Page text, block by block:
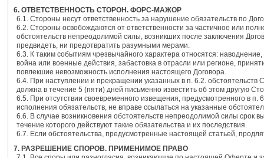
6. ОТВЕТСТВЕННОСТЬ СТОРОН. ФОРС-МАЖОР
6.1. Стороны несут ответственность за нарушение обязательств по
6.2. Стороны освобождаются от ответственности за частичное или
обстоятельств непреодолимой силы, возникших после заключения
предвидеть, ни предотвратить разумными мерами.
6.3. К таким событиям чрезвычайного характера относятся:
война или военные действия, забастовка в отрасли или регионе,
повлекшие невозможность исполнения настоящего Договора.
6.4. При наступлении и прекращении указанных в п. 6.2. обстоятельств
должна в течение 5 (пяти) дней письменно известить об этом другую
6.5. При отсутствии своевременного извещения, предусмотренного в
исполнения обязательств, не вправе ссылаться на указанные
6.6. В случае возникновения обстоятельств непреодолимой силы срок
течение которого действуют такие обязательства и их последствия.
6.7. Если обстоятельства, предусмотренные настоящей статьей,
7. РАЗРЕШЕНИЕ СПОРОВ. ПРИМЕНИМОЕ ПРАВО